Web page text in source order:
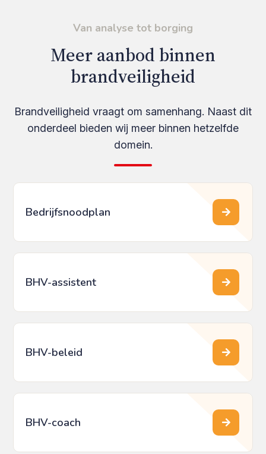
Van analyse tot borging
Meer aanbod binnen
brandveiligheid
Brandveiligheid vraagt om samenhang. Naast dit
onderdeel bieden wij meer binnen hetzelfde
domein.
Bedrijfsnoodplan
BHV-assistent
BHV-beleid
BHV-coach